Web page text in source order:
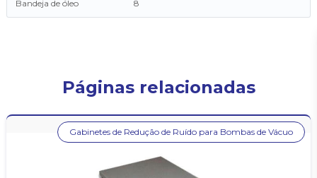
Bandeja de óleo 8
Páginas relacionadas
Gabinetes de Redução de Ruído para Bombas de Vácuo